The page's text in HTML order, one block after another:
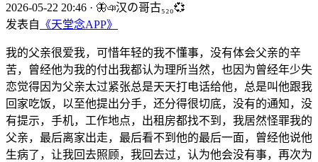
2026-05-22 20:46 · 🦋ঞ汉の哥古₅₂₀💞
发表自 《天堂念APP》
我的父亲很爱我，可惜年轻的我不懂事，没有体会父亲的辛
苦，曾经他为我的付出我都认为理所当然，也因为曾经年少失
恋觉得因为父亲太过紧张总是天天打电话给他，总是叫他跟我
回家吃饭，以至他提出分手，还分得很切底，没有的通知，没
有提示，手机，工作地点，出租房都找不到，我居然怪罪我的
父亲，最后离家出走，最后看不到他的最后一面，曾经他说他
生病了，让我回去照顾，我回去过，认为他会没有事，再次为